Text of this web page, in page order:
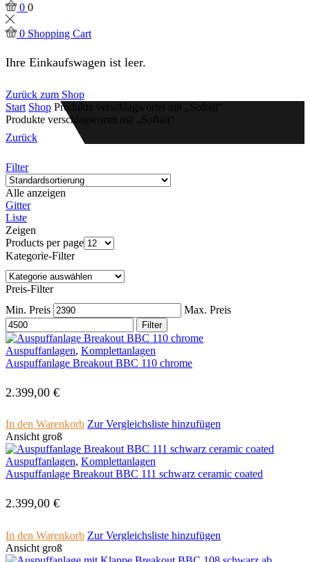
0 0
0 Shopping Cart
Ihre Einkaufswagen ist leer.
Zurück zum Shop
Start Shop Produkte verschlagwortet mit „Softail“
Produkte verschlagwortet mit „Softail“
Zurück
Filter
Alle anzeigen
Gitter
Liste
Zeigen
Products per page
Kategorie-Filter
Preis-Filter
Min. Preis
Max. Preis
Filter
Auspuffanlagen, Komplettanlagen
Auspuffanlage Breakout BBC 110 chrome
2.399,00 €
In den Warenkorb Zur Vergleichsliste hinzufügen
Ansicht groß
Auspuffanlagen, Komplettanlagen
Auspuffanlage Breakout BBC 111 schwarz ceramic coated
2.399,00 €
In den Warenkorb Zur Vergleichsliste hinzufügen
Ansicht groß